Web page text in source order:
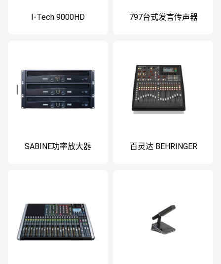
I-Tech 9000HD 797台式发言传声器
SABINE功率放大器
百灵达 BEHRINGER